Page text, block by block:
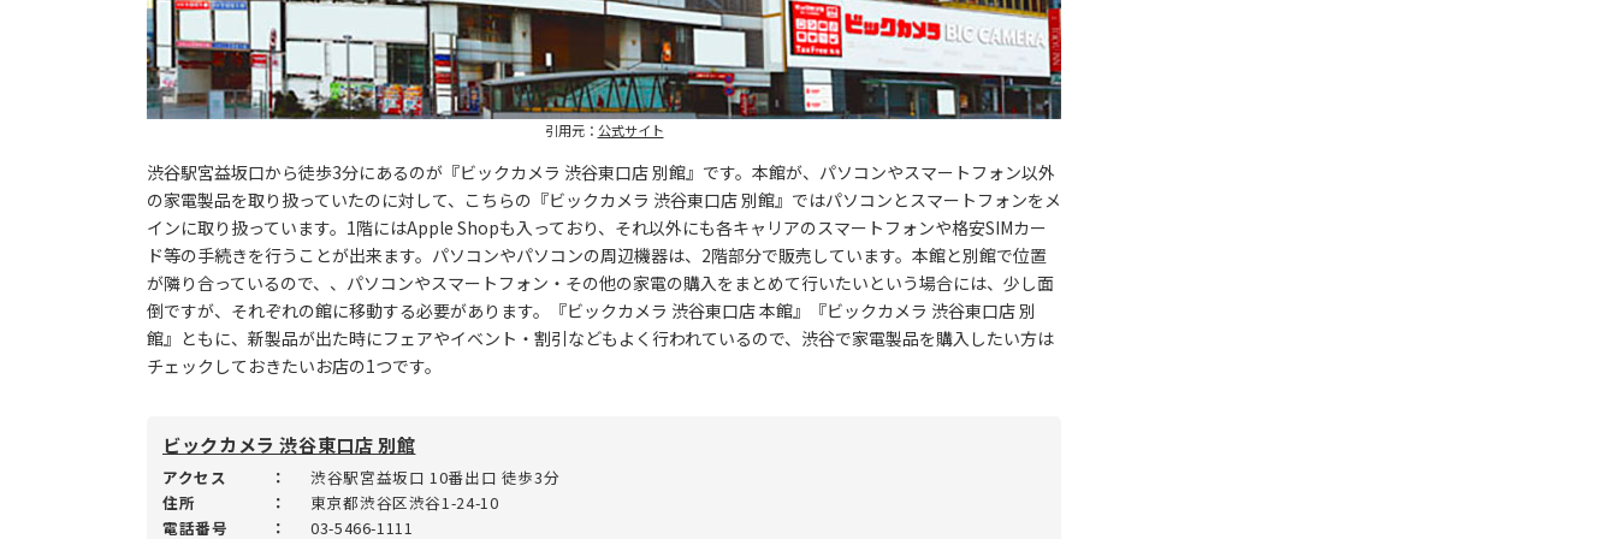
引用元： 公式サイト
渋谷駅宮益坂口から徒歩3分にあるのが『ビックカメラ 渋谷東口店 別館』です。本館が、パソコンやスマートフォン以外
の家電製品を取り扱っていたのに対して、こちらの『ビックカメラ 渋谷東口店 別館』ではパソコンとスマートフォンをメ
インに取り扱っています。1階にはApple Shopも入っており、それ以外にも各キャリアのスマートフォンや格安SIMカー
ド等の手続きを行うことが出来ます。パソコンやパソコンの周辺機器は、2階部分で販売しています。本館と別館で位置
が隣り合っているので、、パソコンやスマートフォン・その他の家電の購入をまとめて行いたいという場合には、少し面
倒ですが、それぞれの館に移動する必要があります。『ビックカメラ 渋谷東口店 本館』『ビックカメラ 渋谷東口店 別
館』ともに、新製品が出た時にフェアやイベント・割引などもよく行われているので、渋谷で家電製品を購入したい方は
チェックしておきたいお店の1つです。
ビックカメラ 渋谷東口店 別館
アクセス ：
渋谷駅宮益坂口 10番出口 徒歩3分
住所
：
東京都渋谷区渋谷1-24-10
電話番号
： 03-5466-1111